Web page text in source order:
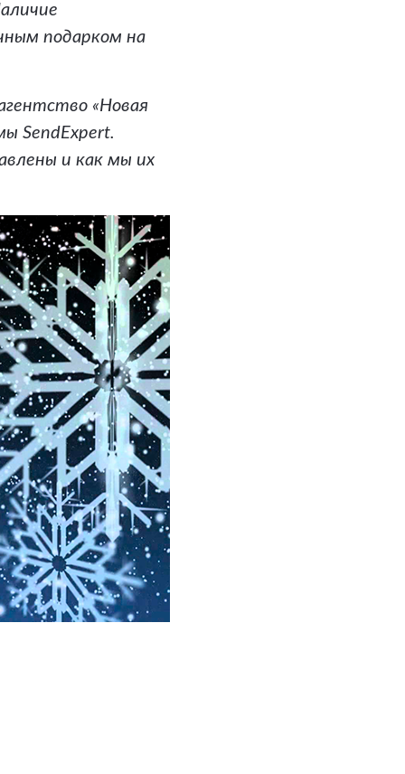
подарком на
«Новая
SendExpert.
и как мы их